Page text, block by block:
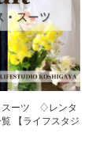
ーツ ♢レンタ
【ライフスタジ